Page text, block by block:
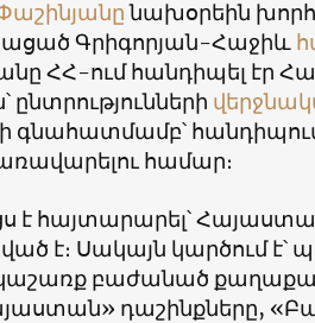
նախօրեին
Գրիգորյան-Հաջիև
ՀՀ-ում հանդիպել էր
գնահատմամբ՝
համար։
է հայտարարել՝
է։ Սակայն կարծում է՝
բաժանած
դաշինքները,